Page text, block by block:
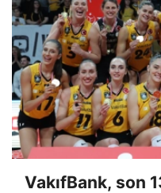
VakıfBank, son